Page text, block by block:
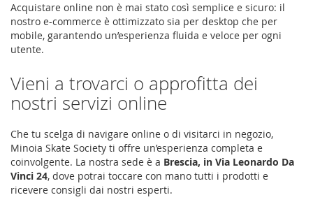
Acquistare online non è mai stato così semplice e sicuro: il
nostro e-commerce è ottimizzato sia per desktop che per
mobile, garantendo un’esperienza fluida e veloce per ogni
utente.
Vieni a trovarci o approfitta dei
nostri servizi online
Che tu scelga di navigare online o di visitarci in negozio,
Minoia Skate Society ti offre un’esperienza completa e
coinvolgente. La nostra sede è a Brescia, in Via Leonardo Da
Vinci 24, dove potrai toccare con mano tutti i prodotti e
ricevere consigli dai nostri esperti.